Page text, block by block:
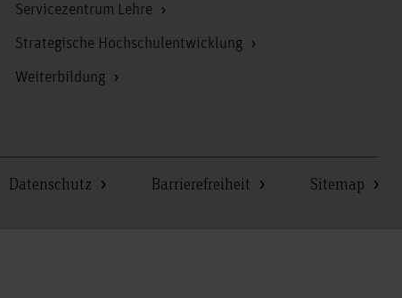
Servicezentrum Lehre
Strategische Hochschulentwicklung
Weiterbildung
Datenschutz Barrierefreiheit Sitemap